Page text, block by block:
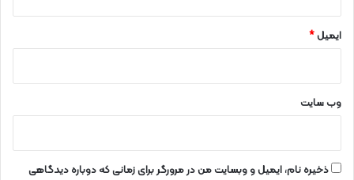
ایمیل*
وب‌ سایت
ذخیره نام، ایمیل و وبسایت من در مرورگر برای زمانی که دوباره دیدگاهی